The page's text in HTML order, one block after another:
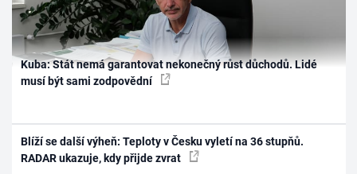
Kuba: Stát nemá garantovat nekonečný růst důchodů. Lidé
musí být sami zodpovědní
Blíží se další výheň: Teploty v Česku vyletí na 36 stupňů.
RADAR ukazuje, kdy přijde zvrat